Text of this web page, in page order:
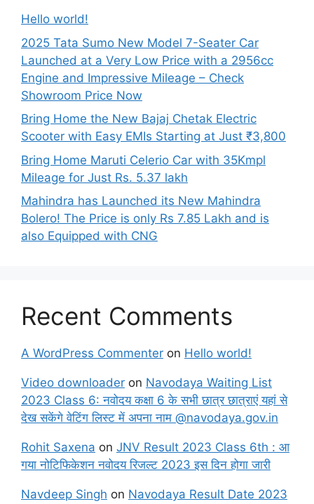
Hello world!
2025 Tata Sumo New Model 7-Seater Car
Launched at a Very Low Price with a 2956cc
Engine and Impressive Mileage – Check
Showroom Price Now
Bring Home the New Bajaj Chetak Electric
Scooter with Easy EMIs Starting at Just ₹3,800
Bring Home Maruti Celerio Car with 35Kmpl
Mileage for Just Rs. 5.37 lakh
Mahindra has Launched its New Mahindra
Bolero! The Price is only Rs 7.85 Lakh and is
also Equipped with CNG
Recent Comments
A WordPress Commenter on Hello world!
Video downloader on Navodaya Waiting List
2023 Class 6: नवोदय कक्षा 6 के सभी छात्र छात्राएं यहां से
देख सकेंगे वेटिंग लिस्ट में अपना नाम @navodaya.gov.in
Rohit Saxena on JNV Result 2023 Class 6th : आ
गया नोटिफिकेशन नवोदय रिजल्ट 2023 इस दिन होगा जारी
Navdeep Singh on Navodaya Result Date 2023